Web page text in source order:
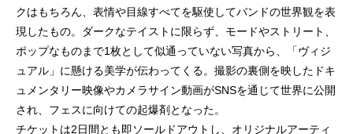
クはもちろん、表情や目線すべてを駆使してバンドの世界観を表
現したもの。ダークなテイストに限らず、モードやストリート、
ポップなものまで1枚として似通っていない写真から、「ヴィジ
ュアル」に懸ける美学が伝わってくる。撮影の裏側を映したドキ
ュメンタリー映像やカメラサイン動画がSNSを通じて世界に公開
され、フェスに向けての起爆剤となった。
チケットは2日間とも即ソールドアウトし、オリジナルアーティ